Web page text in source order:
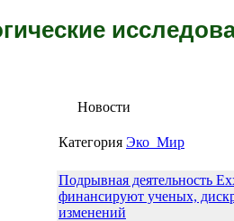
Новости
Категория Эко_Мир
Подрывная деятельность
финансируют ученых,
изменений